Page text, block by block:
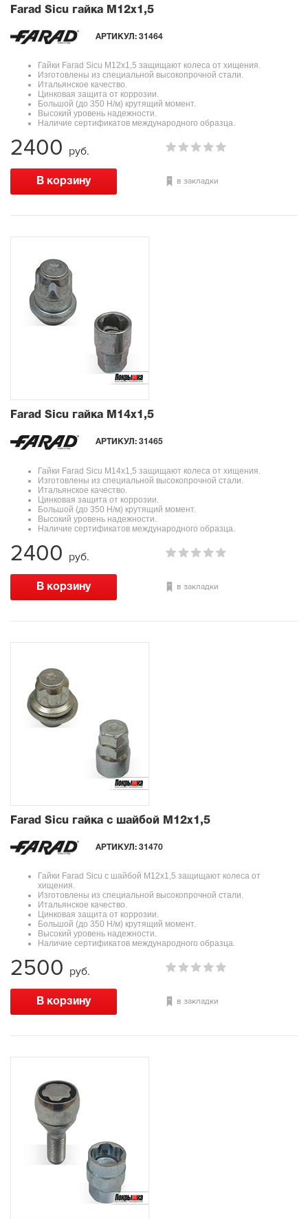
Farad Sicu гайка М12x1,5
АРТИКУЛ: 31464
Гайки Farad Sicu М12x1,5 защищают колеса от хищения.
Изготовлены из специальной высокопрочной стали.
Итальянское качество.
Цинковая защита от коррозии.
Большой (до 350 Н/м) крутящий момент.
Высокий уровень надежности.
Наличие сертификатов международного образца.
в закладки
2400 руб.
Farad Sicu гайка М14x1,5
АРТИКУЛ: 31465
Гайки Farad Sicu М14x1,5 защищают колеса от хищения.
Изготовлены из специальной высокопрочной стали.
Итальянское качество.
Цинковая защита от коррозии.
Большой (до 350 Н/м) крутящий момент.
Высокий уровень надежности.
Наличие сертификатов международного образца.
в закладки
2400 руб.
Farad Sicu гайка с шайбой М12x1,5
АРТИКУЛ: 31470
Гайки Farad Sicu с шайбой М12x1,5 защищают колеса от
хищения.
Изготовлены из специальной высокопрочной стали.
Итальянское качество.
Цинковая защита от коррозии.
Большой (до 350 Н/м) крутящий момент.
Высокий уровень надежности.
Наличие сертификатов международного образца.
в закладки
2500 руб.